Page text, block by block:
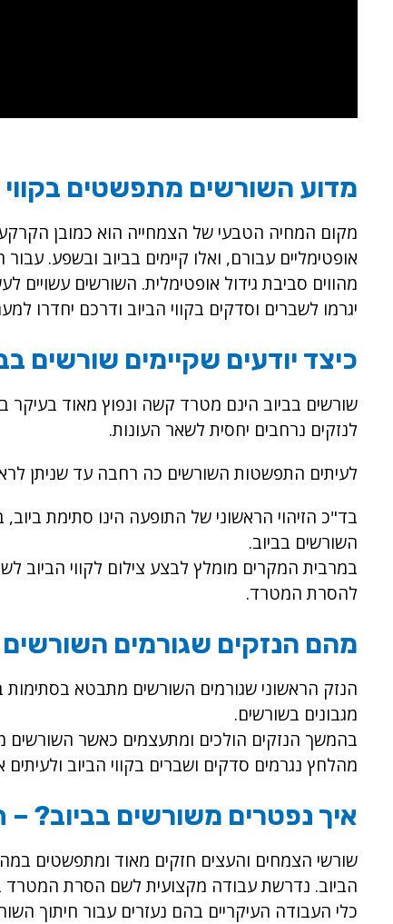
מדוע השורשים מתפשטים בקווי
מקום המחיה הטבעי של הצמחייה הוא כמובן
אופטימליים עבורם, ואלו קיימים בביוב ובשפע.
מהווים סביבת גידול אופטימלית. השורשים
יגרמו לשברים וסדקים בקווי הביוב ודרכם יחדרו
כיצד יודעים שקיימים שורשים
שורשים בביוב הינם מטרד קשה ונפוץ מאוד
לנזקים נרחבים יחסית לשאר העונות.
לעיתים התפשטות השורשים כה רחבה עד שניתן
בד"כ הזיהוי הראשוני של התופעה הינו סתימת
השורשים בביוב.
במרבית המקרים מומלץ לבצע צילום לקווי הביוב
להסרת המטרד.
מהם הנזקים שגורמים
הנזק הראשוני שגורמים השורשים מתבטא
מגבונים בשורשים.
בהמשך הנזקים הולכים ומתעצמים כאשר השורשים
מהלחץ נגרמים סדקים ושברים בקווי הביוב
איך נפטרים משורשים בביוב? –
שורשי הצמחים והעצים חזקים מאוד ומתפשטים
הביוב. נדרשת עבודה מקצועית לשם הסרת המטרד
כלי העבודה העיקריים בהם נעזרים עבור חיתוך